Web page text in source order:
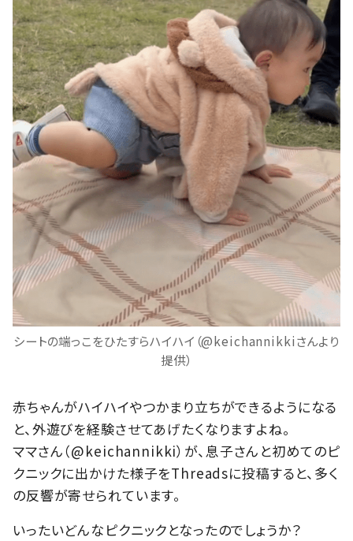
シートの端っこをひたすらハイハイ（@keichannikkiさんより
提供）
赤ちゃんがハイハイやつかまり立ちができるようになる
と、外遊びを経験させてあげたくなりますよね。
ママさん（@keichannikki）が、息子さんと初めてのピ
クニックに出かけた様子をThreadsに投稿すると、多く
の反響が寄せられています。
いったいどんなピクニックとなったのでしょうか？